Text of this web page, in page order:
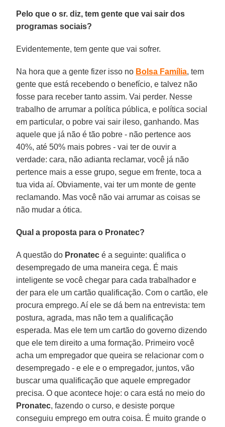
Pelo que o sr. diz, tem gente que vai sair dos
programas sociais?
Evidentemente, tem gente que vai sofrer.
Na hora que a gente fizer isso no Bolsa Família, tem
gente que está recebendo o benefício, e talvez não
fosse para receber tanto assim. Vai perder. Nesse
trabalho de arrumar a política pública, e política social
em particular, o pobre vai sair ileso, ganhando. Mas
aquele que já não é tão pobre - não pertence aos
40%, até 50% mais pobres - vai ter de ouvir a
verdade: cara, não adianta reclamar, você já não
pertence mais a esse grupo, segue em frente, toca a
tua vida aí. Obviamente, vai ter um monte de gente
reclamando. Mas você não vai arrumar as coisas se
não mudar a ótica.
Qual a proposta para o Pronatec?
A questão do Pronatec é a seguinte: qualifica o
desempregado de uma maneira cega. É mais
inteligente se você chegar para cada trabalhador e
der para ele um cartão qualificação. Com o cartão, ele
procura emprego. Aí ele se dá bem na entrevista: tem
postura, agrada, mas não tem a qualificação
esperada. Mas ele tem um cartão do governo dizendo
que ele tem direito a uma formação. Primeiro você
acha um empregador que queira se relacionar com o
desempregado - e ele e o empregador, juntos, vão
buscar uma qualificação que aquele empregador
precisa. O que acontece hoje: o cara está no meio do
Pronatec, fazendo o curso, e desiste porque
conseguiu emprego em outra coisa. É muito grande o